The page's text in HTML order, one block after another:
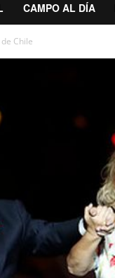
CAMPO AL DÍA
Chile